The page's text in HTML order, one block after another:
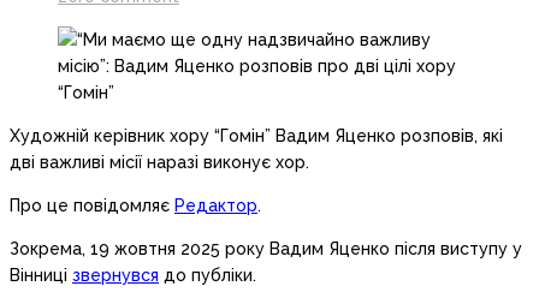
Художній керівник хору “Гомін” Вадим Яценко розповів, які
дві важливі місії наразі виконує хор.
Про це повідомляє Редактор.
Зокрема, 19 жовтня 2025 року Вадим Яценко після виступу у
Вінниці звернувся до публіки.